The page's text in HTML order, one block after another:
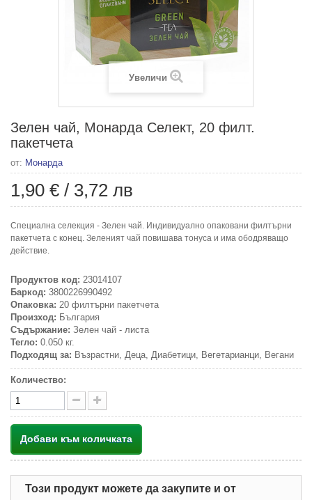
Увеличи
Зелен чай, Монарда Селект, 20 филт.
пакетчета
от: Монарда
1,90 € / 3,72 лв
Специална селекция - Зелен чай. Индивидуално опаковани филтърни
пакетчета с конец. Зеленият чай повишава тонуса и има ободряващо
действие.
Продуктов код: 23014107
Баркод: 3800226990492
Опаковка: 20 филтърни пакетчета
Произход: България
Съдържание: Зелен чай - листа
Тегло: 0.050 кг.
Подходящ за: Възрастни, Деца, Диабетици, Вегетарианци, Вегани
Количество:
Добави към количката
Този продукт можете да закупите и от